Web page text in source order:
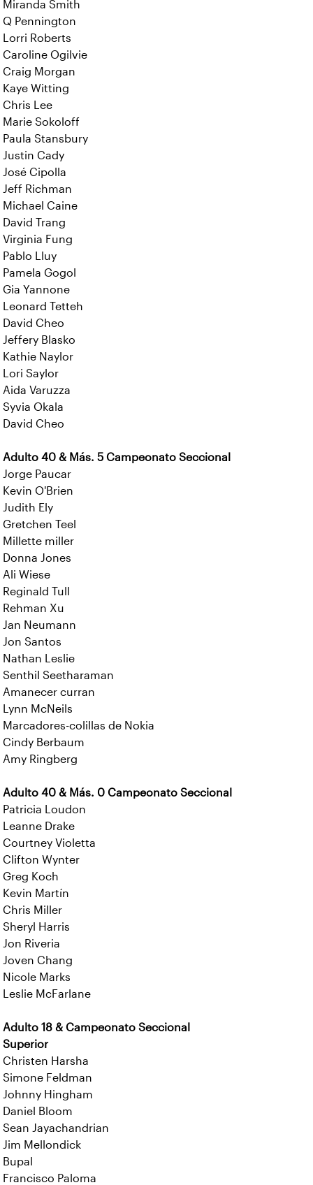
Miranda Smith
Q Pennington
Lorri Roberts
Caroline Ogilvie
Craig Morgan
Kaye Witting
Chris Lee
Marie Sokoloff
Paula Stansbury
Justin Cady
José Cipolla
Jeff Richman
Michael Caine
David Trang
Virginia Fung
Pablo Lluy
Pamela Gogol
Gia Yannone
Leonard Tetteh
David Cheo
Jeffery Blasko
Kathie Naylor
Lori Saylor
Aida Varuzza
Syvia Okala
David Cheo
Adulto 40 & Más. 5 Campeonato Seccional
Jorge Paucar
Kevin O'Brien
Judith Ely
Gretchen Teel
Millette miller
Donna Jones
Ali Wiese
Reginald Tull
Rehman Xu
Jan Neumann
Jon Santos
Nathan Leslie
Senthil Seetharaman
Amanecer curran
Lynn McNeils
Marcadores-colillas de Nokia
Cindy Berbaum
Amy Ringberg
Adulto 40 & Más. 0 Campeonato Seccional
Patricia Loudon
Leanne Drake
Courtney Violetta
Clifton Wynter
Greg Koch
Kevin Martín
Chris Miller
Sheryl Harris
Jon Riveria
Joven Chang
Nicole Marks
Leslie McFarlane
Adulto 18 & Campeonato Seccional
Superior
Christen Harsha
Simone Feldman
Johnny Hingham
Daniel Bloom
Sean Jayachandrian
Jim Mellondick
Bupal
Francisco Paloma